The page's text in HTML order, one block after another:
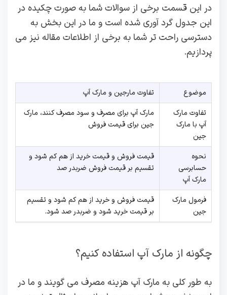
در این قسمت برخی از سوالات شما به صورت چکیده در
این جدول گرد آوری شده است و ما در این بخش به
دسترسی راحت تر شما به برخی از اطلاعات مقاله نیز می
پردازیم.
موضوع
تفاوت مارجین و مارک آپ
تفاوت مارک
آپ با مارک
جین
مارک آپ برای مصرف و سود مصرف کنند، مارک
جین برای قیمت فروش
نحوه
حسابرسی
مارک آپ
قیمت فروش و قیمت خرید از هم کم شود و
تقسیم بر قیمت فروش ضربدر صد
فرمول مارک
جین
قیمت فروش و خرید از هم کم شود و تقسیم
بر قیمت خرید شود و ضربدر صد شود.
چگونه از مارک آپ استفاده کنیم؟
به طور کلی به مارک آپ هزینه مصرف می گویند و ما در